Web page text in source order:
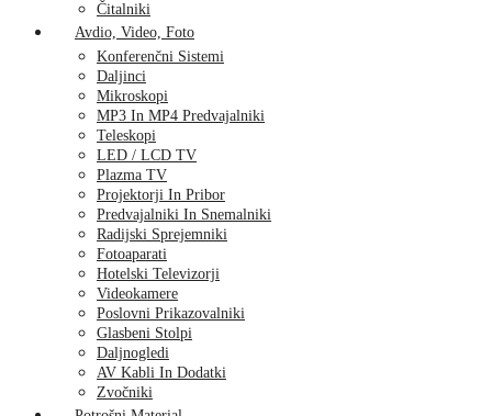
Čitalniki
Avdio, Video, Foto
Konferenčni Sistemi
Daljinci
Mikroskopi
MP3 In MP4 Predvajalniki
Teleskopi
LED / LCD TV
Plazma TV
Projektorji In Pribor
Predvajalniki In Snemalniki
Radijski Sprejemniki
Fotoaparati
Hotelski Televizorji
Videokamere
Poslovni Prikazovalniki
Glasbeni Stolpi
Daljnogledi
AV Kabli In Dodatki
Zvočniki